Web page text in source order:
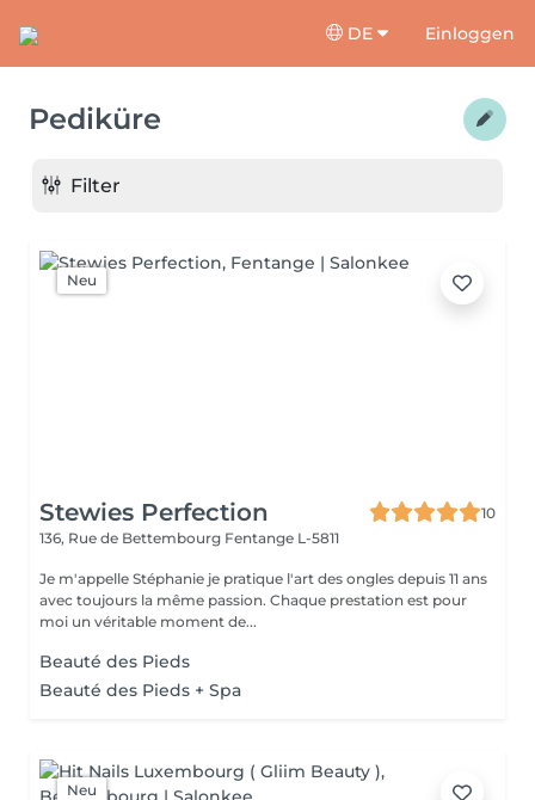
DE Einloggen
Pediküre
Filter
Neu
Stewies Perfection
10
136, Rue de Bettembourg Fentange L-5811
Je m'appelle Stéphanie je pratique l'art des ongles depuis 11 ans
avec toujours la même passion. Chaque prestation est pour
moi un véritable moment de...
Beauté des Pieds
Beauté des Pieds + Spa
Neu